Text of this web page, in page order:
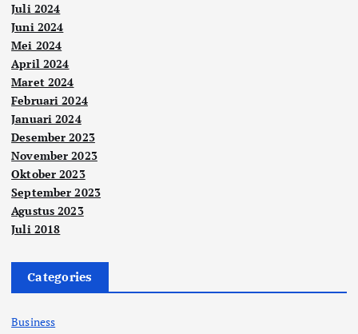
Juli 2024
Juni 2024
Mei 2024
April 2024
Maret 2024
Februari 2024
Januari 2024
Desember 2023
November 2023
Oktober 2023
September 2023
Agustus 2023
Juli 2018
Categories
Business